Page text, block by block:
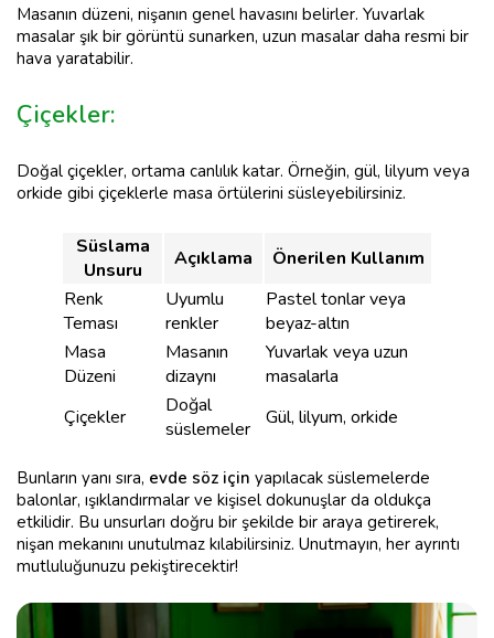
Masanın düzeni, nişanın genel havasını belirler. Yuvarlak
masalar şık bir görüntü sunarken, uzun masalar daha resmi bir
hava yaratabilir.
Çiçekler:
Doğal çiçekler, ortama canlılık katar. Örneğin, gül, lilyum veya
orkide gibi çiçeklerle masa örtülerini süsleyebilirsiniz.
Süslama
Unsuru
Açıklama
Önerilen Kullanım
Renk
Teması
Uyumlu
renkler
Pastel tonlar veya
beyaz-altın
Masa
Düzeni
Masanın
dizaynı
Yuvarlak veya uzun
masalarla
Çiçekler
Doğal
süslemeler
Gül, lilyum, orkide
Bunların yanı sıra, evde söz için yapılacak süslemelerde
balonlar, ışıklandırmalar ve kişisel dokunuşlar da oldukça
etkilidir. Bu unsurları doğru bir şekilde bir araya getirerek,
nişan mekanını unutulmaz kılabilirsiniz. Unutmayın, her ayrıntı
mutluluğunuzu pekiştirecektir!